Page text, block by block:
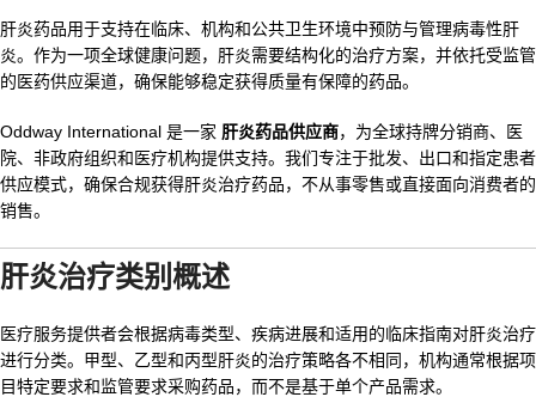
肝炎药品用于支持在临床、机构和公共卫生环境中预防与管理病毒性肝
炎。作为一项全球健康问题，肝炎需要结构化的治疗方案，并依托受监管
的医药供应渠道，确保能够稳定获得质量有保障的药品。
Oddway International 是一家 肝炎药品供应商，为全球持牌分销商、医
院、非政府组织和医疗机构提供支持。我们专注于批发、出口和指定患者
供应模式，确保合规获得肝炎治疗药品，不从事零售或直接面向消费者的
销售。
肝炎治疗类别概述
医疗服务提供者会根据病毒类型、疾病进展和适用的临床指南对肝炎治疗
进行分类。甲型、乙型和丙型肝炎的治疗策略各不相同，机构通常根据项
目特定要求和监管要求采购药品，而不是基于单个产品需求。